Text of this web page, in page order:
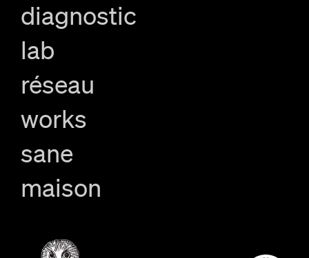
diagnostic
lab
réseau
works
sane
maison